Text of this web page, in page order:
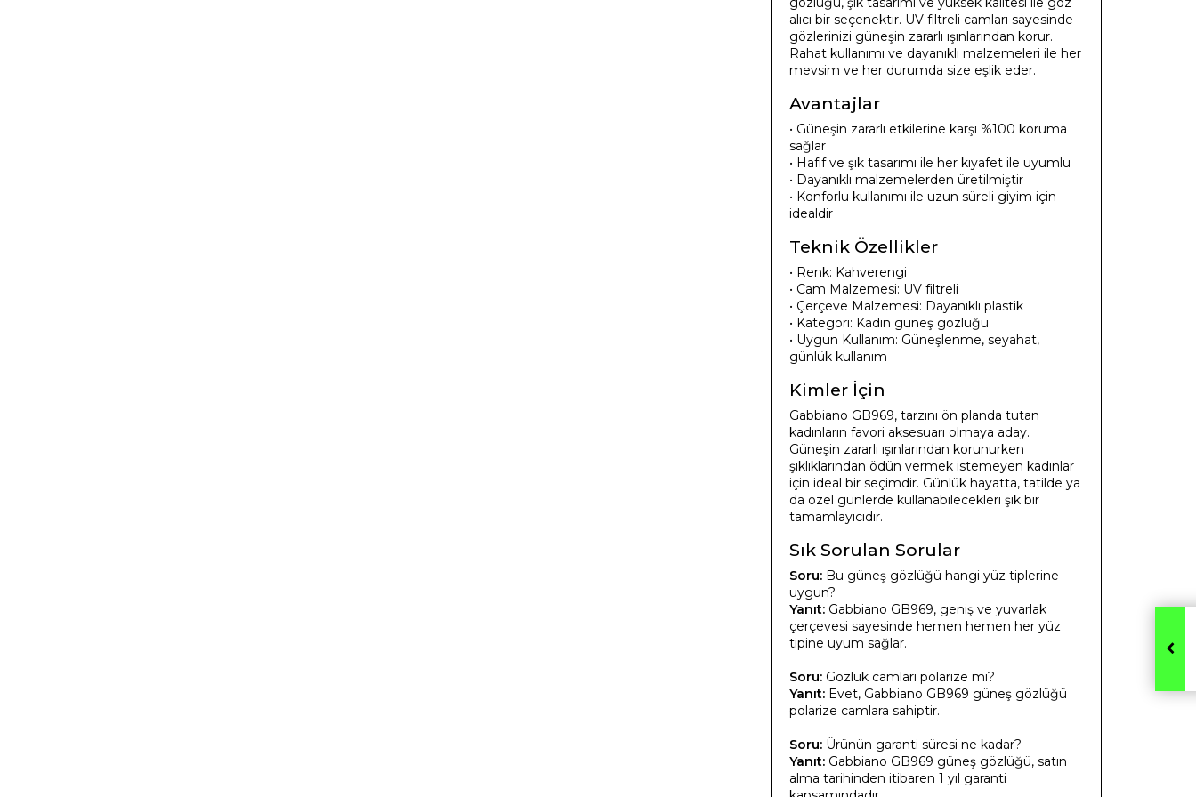
alıcı bir seçenektir. UV filtreli camları sayesinde
gözlerinizi güneşin zararlı ışınlarından korur.
Rahat kullanımı ve dayanıklı malzemeleri ile her
mevsim ve her durumda size eşlik eder.
Avantajlar
• Güneşin zararlı etkilerine karşı %100 koruma
sağlar
• Hafif ve şık tasarımı ile her kıyafet ile uyumlu
• Dayanıklı malzemelerden üretilmiştir
• Konforlu kullanımı ile uzun süreli giyim için
idealdir
Teknik Özellikler
• Renk: Kahverengi
• Cam Malzemesi: UV filtreli
• Çerçeve Malzemesi: Dayanıklı plastik
• Kategori: Kadın güneş gözlüğü
• Uygun Kullanım: Güneşlenme, seyahat,
günlük kullanım
Kimler İçin
Gabbiano GB969, tarzını ön planda tutan
kadınların favori aksesuarı olmaya aday.
Güneşin zararlı ışınlarından korunurken
şıklıklarından ödün vermek istemeyen kadınlar
için ideal bir seçimdir. Günlük hayatta, tatilde ya
da özel günlerde kullanabilecekleri şık bir
tamamlayıcıdır.
Sık Sorulan Sorular
Soru: Bu güneş gözlüğü hangi yüz tiplerine
uygun?
Yanıt: Gabbiano GB969, geniş ve yuvarlak
çerçevesi sayesinde hemen hemen her yüz
tipine uyum sağlar.
Soru: Gözlük camları polarize mi?
Yanıt: Evet, Gabbiano GB969 güneş gözlüğü
polarize camlara sahiptir.
Soru: Ürünün garanti süresi ne kadar?
Yanıt: Gabbiano GB969 güneş gözlüğü, satın
alma tarihinden itibaren 1 yıl garanti